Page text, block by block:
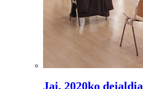
Jai. 2020ko deialdia